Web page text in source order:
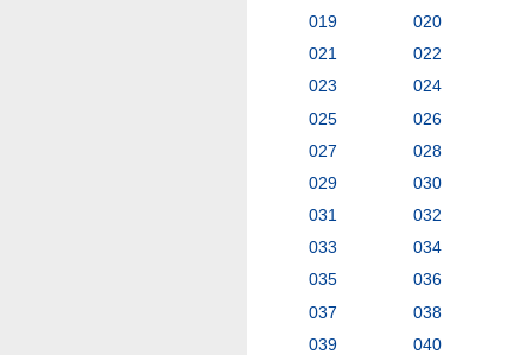
019
020
021
022
023
024
025
026
027
028
029
030
031
032
033
034
035
036
037
038
039
040